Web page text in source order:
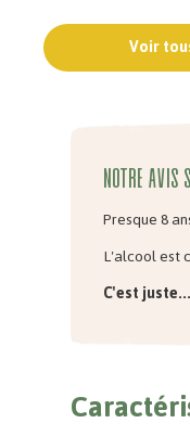
Voir
Notre avis
Presque 8
L'alcool est
C'est